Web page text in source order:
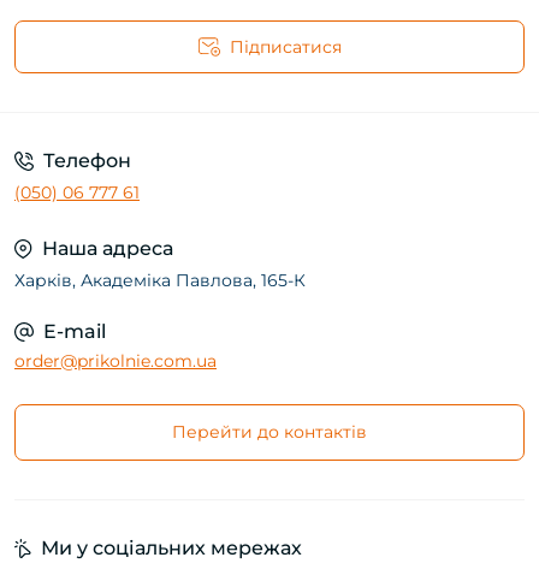
Підписатися
Телефон
(050) 06 777 61
Наша адреса
Харків, Академіка Павлова, 165-К
E-mail
order@prikolnie.com.ua
Перейти до контактів
Ми у соціальних мережах